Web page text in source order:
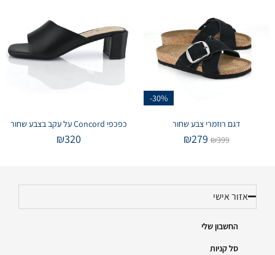
-30%
דגם רוזמרי צבע שחור
₪399
₪279
כפכפי Concord על עקב בצבע שחור
₪320
אזור אישי
החשבון שלי
סל קניות